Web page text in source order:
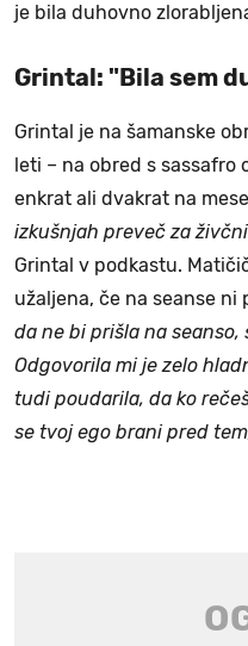
je bila duhovno
Grintal: "Bila sem
Grintal je na šamanske
leti – na obred s sassafro
enkrat ali dvakrat na
izkušnjah preveč za
Grintal v podkastu.
užaljena, če na seanse ni
da ne bi prišla na
Odgovorila mi je zelo
tudi poudarila, da ko
se tvoj ego brani pred